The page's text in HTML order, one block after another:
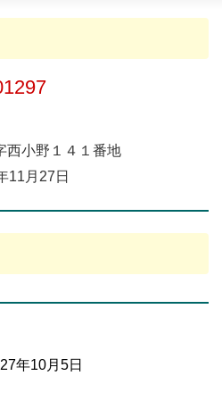
西小野１４１番地
11月27日
年10月5日